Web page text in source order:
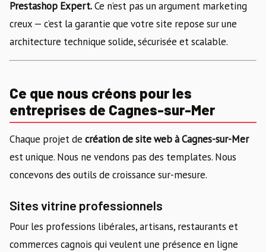
Prestashop Expert.Ce n’est pas un argument marketing
creux — c’est la garantie que votre site repose sur une
architecture technique solide, sécurisée et scalable.
Ce que nous créons pour les
entreprises de Cagnes-sur-Mer
Chaque projet de création de site web à Cagnes-sur-Mer
est unique. Nous ne vendons pas des templates. Nous
concevons des outils de croissance sur-mesure.
Sites vitrine professionnels
Pour les professions libérales, artisans, restaurants et
commerces cagnois qui veulent une présence en ligne